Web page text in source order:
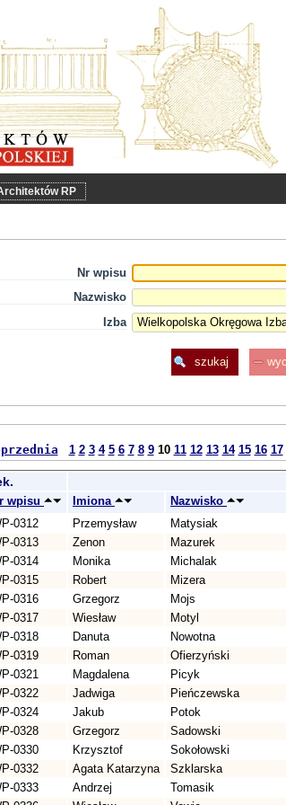
RP
Nr wpisu
Nazwisko
Izba
1 2 3 4 5 6 7 8 9 10 11 12 13 14 15 16 17
wpisu Imiona Nazwisko
0312 Przemysław Matysiak
0313 Zenon Mazurek
0314 Monika Michalak
0315 Robert Mizera
0316 Grzegorz Mojs
0317 Wiesław Motyl
0318 Danuta Nowotna
0319 Roman Ofierzyński
0321 Magdalena Picyk
0322 Jadwiga Pieńczewska
0324 Jakub Potok
0328 Grzegorz Sadowski
0330 Krzysztof Sokołowski
0332 Agata Katarzyna Szklarska
0333 Andrzej Tomasik